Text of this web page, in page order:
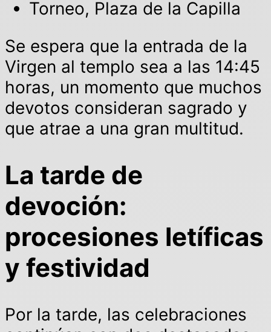
Torneo, Plaza de la Capilla
Se espera que la entrada de la
Virgen al templo sea a las 14:45
horas, un momento que muchos
devotos consideran sagrado y
que atrae a una gran multitud.
La tarde de
devoción:
procesiones letíficas
y festividad
Por la tarde, las celebraciones